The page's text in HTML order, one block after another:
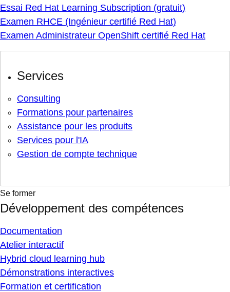
Essai Red Hat Learning Subscription (gratuit)
Examen RHCE (Ingénieur certifié Red Hat)
Examen Administrateur OpenShift certifié Red Hat
Services
Consulting
Formations pour partenaires
Assistance pour les produits
Services pour l'IA
Gestion de compte technique
Se former
Développement des compétences
Documentation
Atelier interactif
Hybrid cloud learning hub
Démonstrations interactives
Formation et certification